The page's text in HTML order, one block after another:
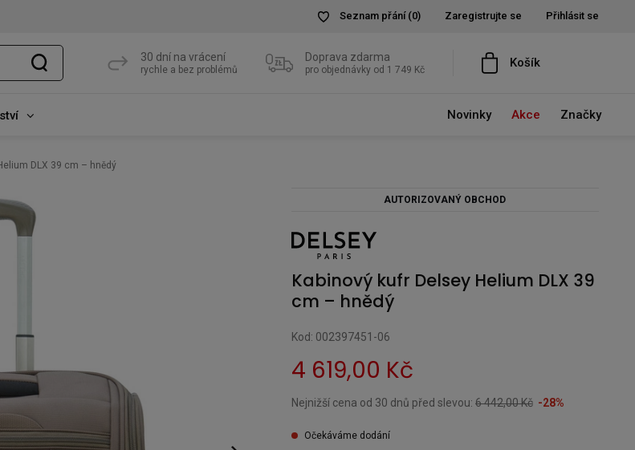
Seznam přání (0) Zaregistrujte se Přihlásit se
30 dní na vrácení
rychle a bez problémů
Doprava zdarma
pro objednávky od 1 749 Kč Košík
Novinky Akce Značky
DLX 39 cm – hnědý
AUTORIZOVANÝ OBCHOD
Kabinový kufr Delsey Helium DLX 39
cm – hnědý
Kod: 002397451-06
4 619,00 Kč
Nejnižší cena od 30 dnů před slevou: 6 442,00 Kč -28%
Očekáváme dodání